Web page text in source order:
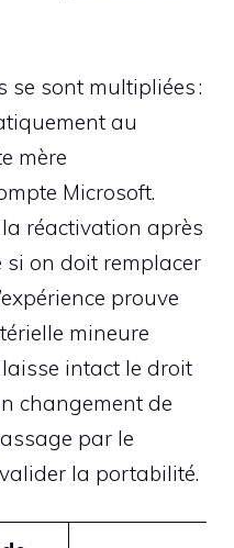
se sont multipliées :
au
mère
Microsoft.
réactivation après
si on doit remplacer
prouve
mineure
intact le droit
changement de
par le
la portabilité.